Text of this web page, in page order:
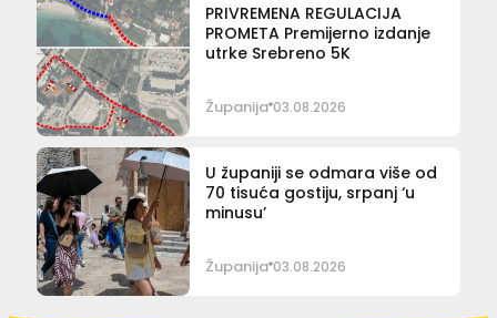
PRIVREMENA REGULACIJA
PROMETA Premijerno izdanje
utrke Srebreno 5K
Županija 03.08.2026
U županiji se odmara više od
70 tisuća gostiju, srpanj ‘u
minusu’
Županija 03.08.2026